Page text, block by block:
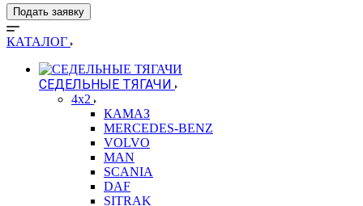
Подать заявку
КАТАЛОГ
СЕДЕЛЬНЫЕ ТЯГАЧИ
4x2
КАМАЗ
MERCEDES-BENZ
VOLVO
MAN
SCANIA
DAF
SITRAK